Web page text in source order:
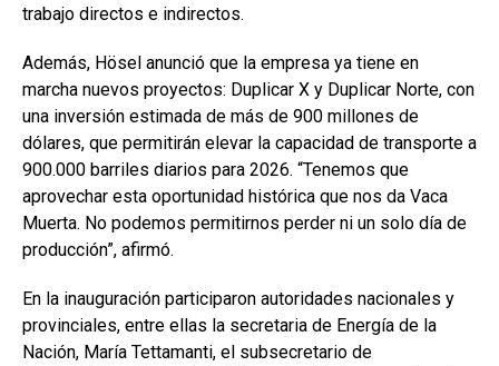
trabajo directos e indirectos.
Además, Hösel anunció que la empresa ya tiene en
marcha nuevos proyectos: Duplicar X y Duplicar Norte, con
una inversión estimada de más de 900 millones de
dólares, que permitirán elevar la capacidad de transporte a
900.000 barriles diarios para 2026. “Tenemos que
aprovechar esta oportunidad histórica que nos da Vaca
Muerta. No podemos permitirnos perder ni un solo día de
producción”, afirmó.
En la inauguración participaron autoridades nacionales y
provinciales, entre ellas la secretaria de Energía de la
Nación, María Tettamanti, el subsecretario de